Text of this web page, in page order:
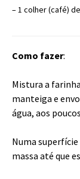
– 1 colher (café)
Como fazer:
Mistura a
manteiga e
água, aos
Numa
massa até que